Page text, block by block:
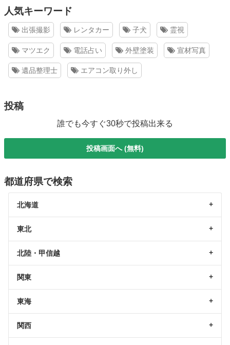
人気キーワード
出張撮影 レンタカー 子犬 霊視
マツエク 電話占い 外壁塗装 宣材写真
遺品整理士 エアコン取り外し
投稿
誰でも今すぐ30秒で投稿出来る
投稿画面へ (無料)
都道府県で検索
北海道
東北
北陸・甲信越
関東
東海
関西